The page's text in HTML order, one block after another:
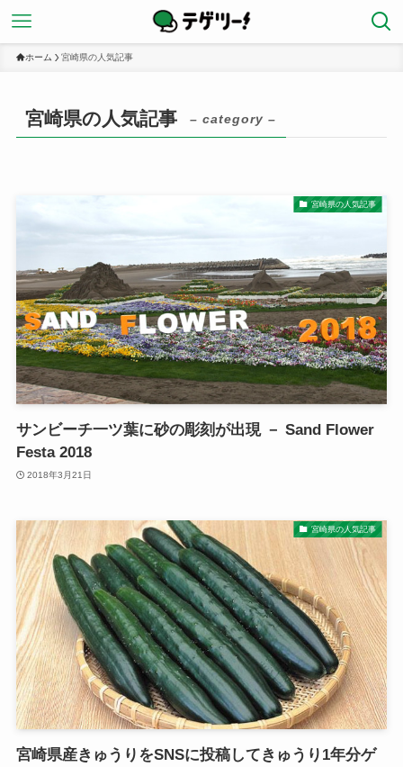
ホーム 宮崎県の人気記事
宮崎県の人気記事 – category –
宮崎県の人気記事
サンビーチ一ツ葉に砂の彫刻が出現 － Sand Flower
Festa 2018
2018年3月21日
宮崎県の人気記事
宮崎県産きゅうりをSNSに投稿してきゅうり1年分ゲ